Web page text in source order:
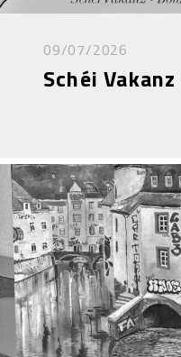
09/07/2026
Schéi Vakanz